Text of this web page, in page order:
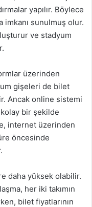
yapılır. Böylece
imkanı sunulmuş olur.
ve stadyum
üzerinden
gişeleri de bilet
Ancak online sistemi
bir şekilde
internet üzerinden
öncesinde
daha yüksek olabilir.
her iki takımın
bilet fiyatlarının